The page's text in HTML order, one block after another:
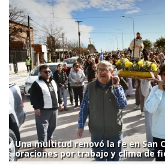
Una multitud renovó la fe en San
oraciones por trabajo y clima de